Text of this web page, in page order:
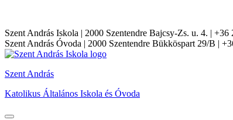
Szent András Iskola | 2000 Szentendre Bajcsy-Zs. u. 4. | +36
Szent András Óvoda | 2000 Szentendre Bükköspart 29/B |
Szent András
Katolikus Általános Iskola és Óvoda